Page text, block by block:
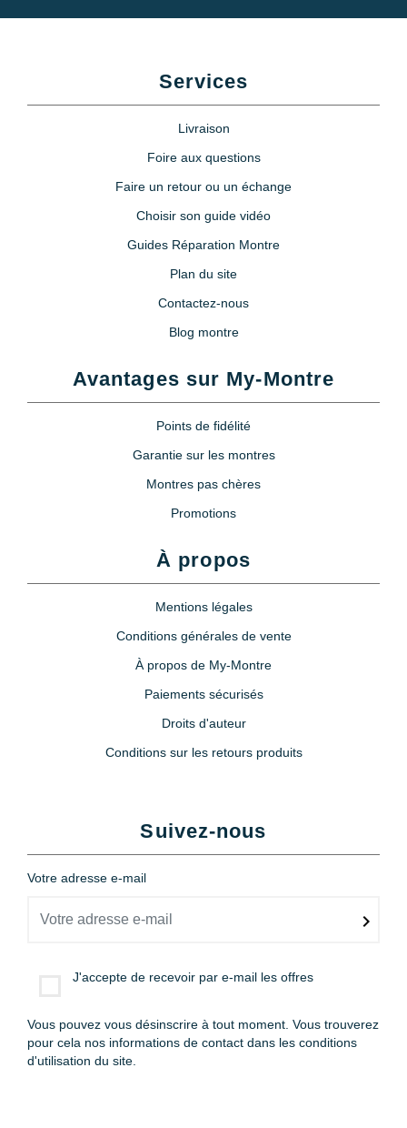
Services
Livraison
Foire aux questions
Faire un retour ou un échange
Choisir son guide vidéo
Guides Réparation Montre
Plan du site
Contactez-nous
Blog montre
Avantages sur My-Montre
Points de fidélité
Garantie sur les montres
Montres pas chères
Promotions
À propos
Mentions légales
Conditions générales de vente
À propos de My-Montre
Paiements sécurisés
Droits d'auteur
Conditions sur les retours produits
Suivez-nous
Votre adresse e-mail
J'accepte de recevoir par e-mail les offres
Vous pouvez vous désinscrire à tout moment. Vous trouverez
pour cela nos informations de contact dans les conditions
d'utilisation du site.